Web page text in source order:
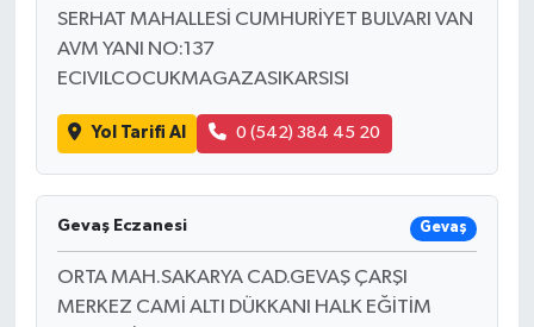
SERHAT MAHALLESİ CUMHURİYET BULVARI VAN
AVM YANI NO:137
ECIVILCOCUKMAGAZASIKARSISI
Yol Tarifi Al 0 (542) 384 45 20
Gevaş Eczanesi Gevaş
ORTA MAH.SAKARYA CAD.GEVAŞ ÇARŞI
MERKEZ CAMİ ALTI DÜKKANI HALK EĞİTİM